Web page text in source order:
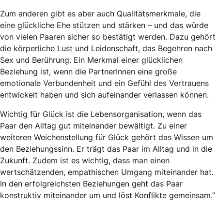
Zum anderen gibt es aber auch Qualitätsmerkmale, die
eine glückliche Ehe stützen und stärken – und das würde
von vielen Paaren sicher so bestätigt werden. Dazu gehört
die körperliche Lust und Leidenschaft, das Begehren nach
Sex und Berührung. Ein Merkmal einer glücklichen
Beziehung ist, wenn die PartnerInnen eine große
emotionale Verbundenheit und ein Gefühl des Vertrauens
entwickelt haben und sich aufeinander verlassen können.
Wichtig für Glück ist die Lebensorganisation, wenn das
Paar den Alltag gut miteinander bewältigt. Zu einer
weiteren Weichenstellung für Glück gehört das Wissen um
den Beziehungssinn. Er trägt das Paar im Alltag und in die
Zukunft. Zudem ist es wichtig, dass man einen
wertschätzenden, empathischen Umgang miteinander hat.
In den erfolgreichsten Beziehungen geht das Paar
konstruktiv miteinander um und löst Konflikte gemeinsam.”